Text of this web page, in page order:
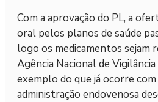
Com a aprovação do PL, a
oral pelos planos de saúde
logo os medicamentos sejam
Agência Nacional de Vigilância
exemplo do que já ocorre
administração endovenosa